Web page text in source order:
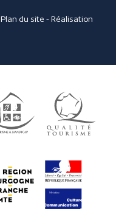
Plan du site - Réalisation